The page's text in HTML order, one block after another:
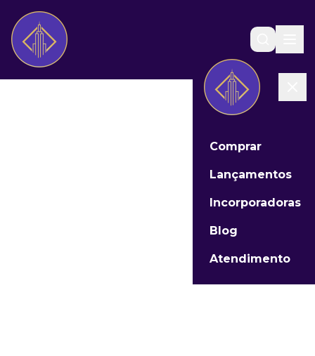
Comprar
Lançamentos
Incorporadoras
Blog
Atendimento